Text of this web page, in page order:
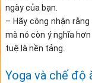
ngày của bạn.
– Hãy công nhận
mà nó còn ý nghĩa
tuệ là nền tảng.
Yoga và chế độ